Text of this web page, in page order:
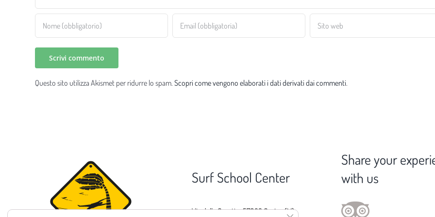
Questo sito utilizza Akismet per ridurre lo spam. Scopri come vengono elaborati i dati derivati dai commenti.
Surf School Center
Via delle Gorette, 57023 Cecina (LI)
Share your
with us
Close GDPR Cookie Banner